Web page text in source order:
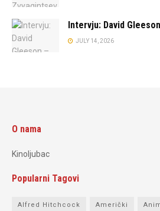
Intervju: David
JULY 14, 2026
O nama
Kinoljubac
Popularni Tagovi
Alfred Hitchcock Američki